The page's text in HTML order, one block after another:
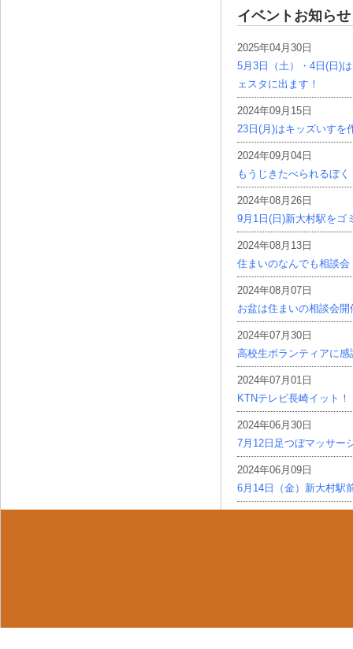
イベントお知らせ
2025年04月30日
5月3日（土）・4日(日)
ェスタに出ます！
2024年09月15日
23日(月)はキッズいすを
2024年09月04日
もうじきたべられるぼく
2024年08月26日
9月1日(日)新大村駅をゴ
2024年08月13日
住まいのなんでも相談会
2024年08月07日
お盆は住まいの相談会開
2024年07月30日
高校生ボランティアに感
2024年07月01日
KTNテレビ長崎イット！
2024年06月30日
7月12日足つぼマッサー
2024年06月09日
6月14日（金）新大村駅